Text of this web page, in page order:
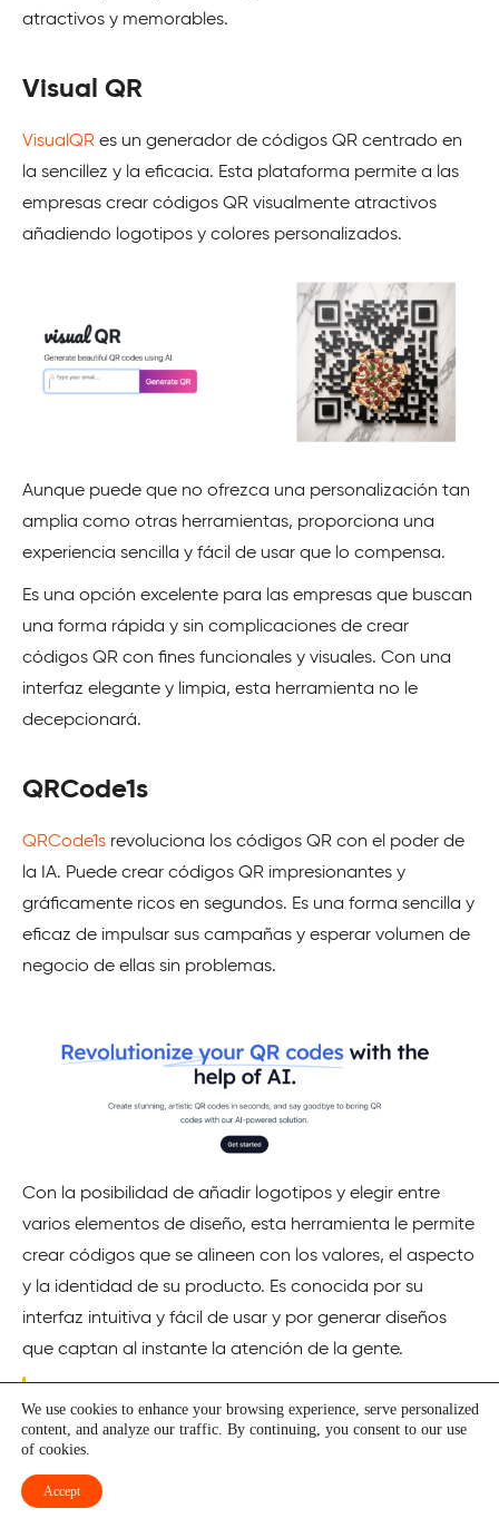
atractivos y memorables.
Visual QR
VisualQR es un generador de códigos QR centrado en
la sencillez y la eficacia. Esta plataforma permite a las
empresas crear códigos QR visualmente atractivos
añadiendo logotipos y colores personalizados.
Aunque puede que no ofrezca una personalización tan
amplia como otras herramientas, proporciona una
experiencia sencilla y fácil de usar que lo compensa.
Es una opción excelente para las empresas que buscan
una forma rápida y sin complicaciones de crear
códigos QR con fines funcionales y visuales. Con una
interfaz elegante y limpia, esta herramienta no le
decepcionará.
QRCode1s
QRCode1s revoluciona los códigos QR con el poder de
la IA. Puede crear códigos QR impresionantes y
gráficamente ricos en segundos. Es una forma sencilla y
eficaz de impulsar sus campañas y esperar volumen de
negocio de ellas sin problemas.
Con la posibilidad de añadir logotipos y elegir entre
varios elementos de diseño, esta herramienta le permite
crear códigos que se alineen con los valores, el aspecto
y la identidad de su producto. Es conocida por su
interfaz intuitiva y fácil de usar y por generar diseños
que captan al instante la atención de la gente.
aprende a crear usted mismo un arte en espiral AI
viral?
We use cookies to enhance your browsing experience, serve personalized
content, and analyze our traffic. By continuing, you consent to our use
of cookies.
Accept